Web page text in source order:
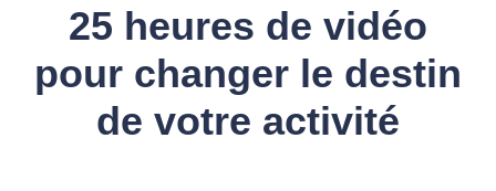
25 heures de vidéo
pour changer le destin
de votre activité